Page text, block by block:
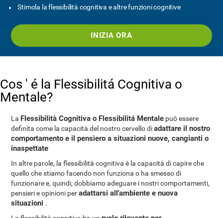
Stimola la flessibilità cognitiva e altre funzioni cognitive
INIZIA ORA
Cos ' é la Flessibilitá Cognitiva o
Mentale?
La Flessibilità Cognitiva o Flessibilitá Mentale può essere
definita come la capacità del nostro cervello diadattare il nostro
comportamento e il pensiero a situazioni nuove, cangianti o
inaspettate
In altre parole, la flessibilità cognitiva è la capacità di capire che
quello che stiamo facendo non funziona o ha smesso di
funzionare e, quindi, dobbiamo adeguare i nostri comportamenti,
pensieri e opinioni peradattarsi all'ambiente e nuova
situazioni .